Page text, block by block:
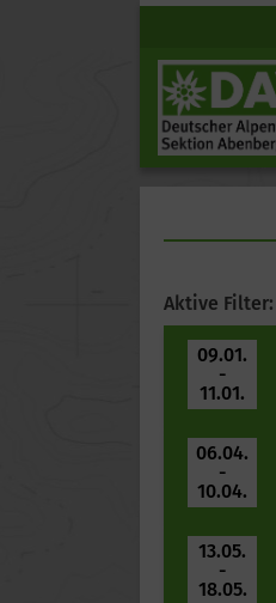
Aktive Filter:
09.01.
-
11.01.
06.04.
-
10.04.
13.05.
-
18.05.